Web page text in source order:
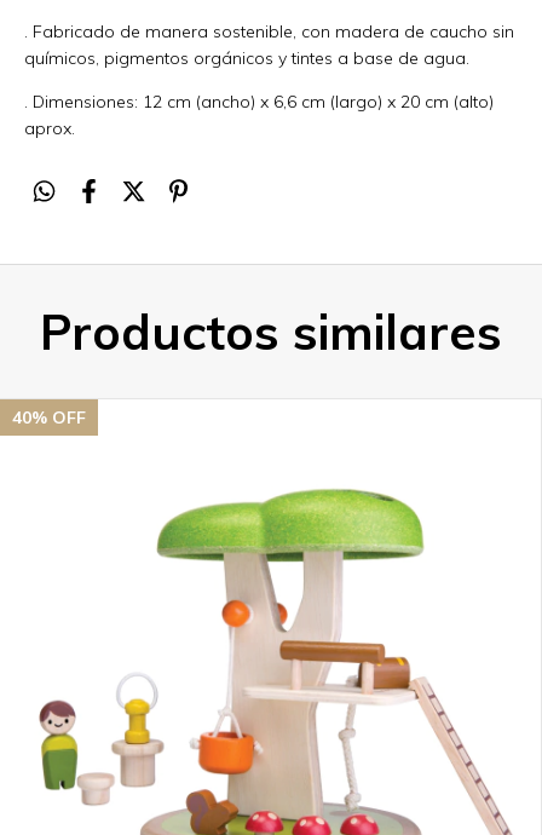
. Fabricado de manera sostenible, con madera de caucho sin
químicos, pigmentos orgánicos y tintes a base de agua.
. Dimensiones: 12 cm (ancho) x 6,6 cm (largo) x 20 cm (alto)
aprox.
Productos similares
40% OFF